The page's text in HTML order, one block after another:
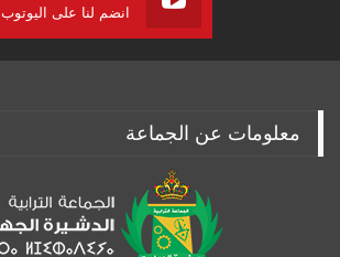
انضم لنا على اليوتوب
معلومات عن الجماعة